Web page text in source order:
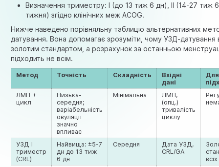
Визначення триместру: I (до 13 тиж 6 дн), II (14-27 тиж
тижня) згідно клінічних меж ACOG.
Нижче наведено порівняльну таблицю альтернативних
датування. Вона допомагає зрозуміти, чому УЗД-датування
золотим стандартом, а розрахунок за останньою
підходить не всім.
Метод Точність Складність
Вхідні
дані
ЛМП +
цикл
Низька-
середня;
варіабельність
овуляції
значно
впливає
Мінімальна
ЛМП,
(опц.)
тривалість
циклу
УЗД I
триместр
(CRL)
Найвища: ±5-7
дн до 13 тиж
6 дн
Середня
Дата УЗД,
CRL/GA
всіх